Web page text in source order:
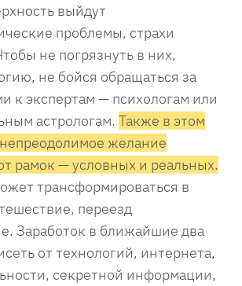
выйдут
проблемы, страхи
не погрязнуть в них,
не бойся обращаться за
к экспертам — психологам или
астрологам. Также в этом
желание
рамок — условных и реальных.
трансформироваться в
переезд
Заработок в ближайшие два
от технологий, интернета,
секретной информации,